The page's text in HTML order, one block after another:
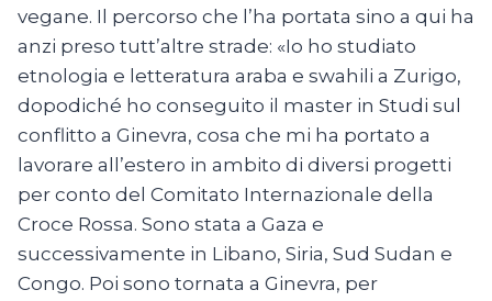
vegane. Il percorso che l’ha portata sino a qui ha
anzi preso tutt’altre strade: «Io ho studiato
etnologia e letteratura araba e swahili a Zurigo,
dopodiché ho conseguito il master in Studi sul
conflitto a Ginevra, cosa che mi ha portato a
lavorare all’estero in ambito di diversi progetti
per conto del Comitato Internazionale della
Croce Rossa. Sono stata a Gaza e
successivamente in Libano, Siria, Sud Sudan e
Congo. Poi sono tornata a Ginevra, per